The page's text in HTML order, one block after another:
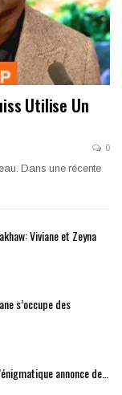
Utilise Un
0
Dans une récente
Viviane et Zeyna
s’occupe des
annonce de…